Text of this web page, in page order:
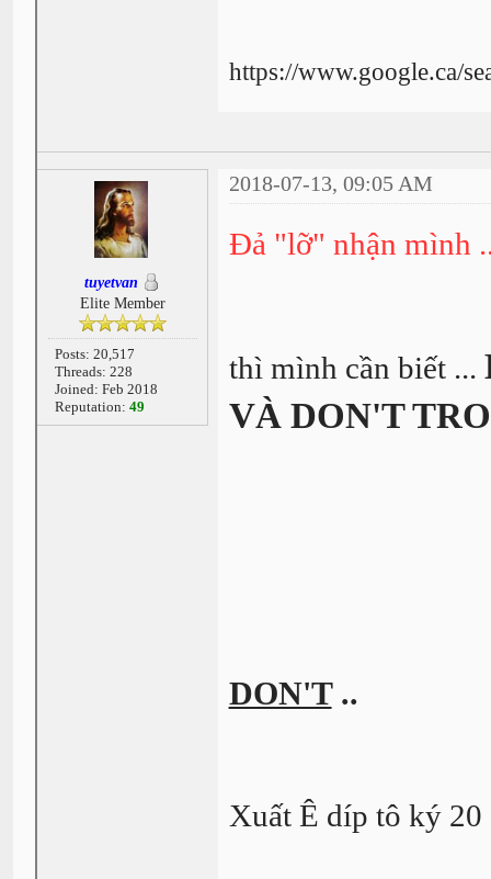
https://www.google.ca/
tuyetvan
Elite Member
Posts: 20,517
Threads: 228
Joined: Feb 2018
Reputation: 49
2018-07-13, 09:05 AM
Đả "lỡ" nhận mình
thì mình cần biết ...
VÀ DON'T
DON'T..
Xuất Ê díp tô ký 20